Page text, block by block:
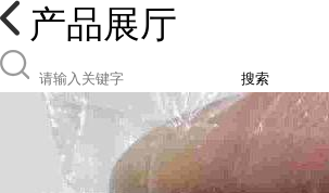
产品展厅
搜索